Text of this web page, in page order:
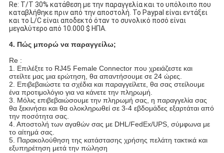
Re: T/T 30% κατάθεση με την παραγγελία και το υπόλοιπο που
καταβλήθηκε πριν από την αποστολή. Το Paypal είναι εντάξει
και το L/C είναι αποδεκτό όταν το συνολικό ποσό είναι
μεγαλύτερο από 10.000 $ ΗΠΑ.
4. Πώς μπορώ να παραγγείλω;
Re :
1. Επιλέξτε το RJ45 Female Connector που χρειάζεστε και
στείλτε μας μια ερώτηση, θα απαντήσουμε σε 24 ώρες.
2. Επιβεβαιώστε τα σχέδια και παραγγείλετε, θα σας στείλουμε
ένα προτιμολόγιο για να κάνετε την πληρωμή.
3. Μόλις επιβεβαιώσουμε την πληρωμή σας, η παραγγελία σας
θα ξεκινήσει και θα ολοκληρωθεί σε 3-4 εβδομάδες εξαρτάται από
την ποσότητα σας.
4. Αποστολή των αγαθών σας με DHL/FedEx/UPS, σύμφωνα με
το αίτημά σας.
5. Παρακολούθηση της κατάστασης χρήσης πελάτη τακτικά και
εξυπηρέτηση μετά την πώληση